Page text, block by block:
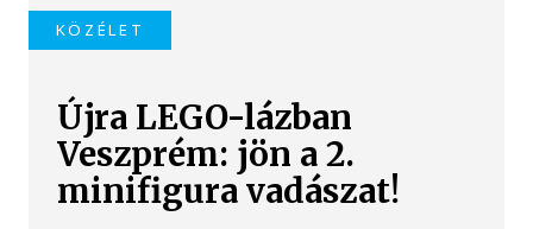
KÖZÉLET
Újra LEGO-lázban
Veszprém: jön a 2.
minifigura vadászat!